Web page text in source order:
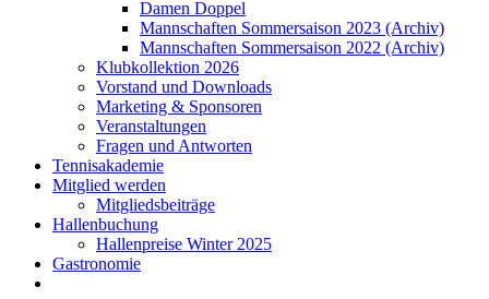
Damen Doppel
Mannschaften Sommersaison 2023 (Archiv)
Mannschaften Sommersaison 2022 (Archiv)
Klubkollektion 2026
Vorstand und Downloads
Marketing & Sponsoren
Veranstaltungen
Fragen und Antworten
Tennisakademie
Mitglied werden
Mitgliedsbeiträge
Hallenbuchung
Hallenpreise Winter 2025
Gastronomie